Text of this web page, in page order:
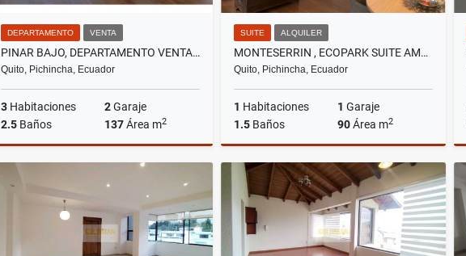
DEPARTAMENTO VENTA
PINAR BAJO, DEPARTAMENTO VENTA, 137M2, 3 HABITACIONES
Quito, Pichincha, Ecuador
3 Habitaciones 2Garaje
2.5 Baños 137Área m2
US$184,500
SUITE ALQUILER
MONTESERRIN , ECOPARK SUITE AMOBLADA EN RENTA, 90M2, 1 HABITACIÓN
Quito, Pichincha, Ecuador
1 Habitaciones 1 Garaje
1.5 Baños 90Área m2
Alquiler
US$700